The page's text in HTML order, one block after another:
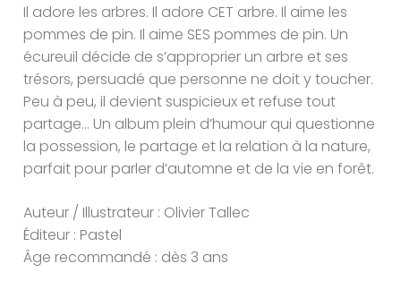
Il adore les arbres. Il adore CET arbre. Il aime les
pommes de pin. Il aime SES pommes de pin. Un
écureuil décide de s’approprier un arbre et ses
trésors, persuadé que personne ne doit y toucher.
Peu à peu, il devient suspicieux et refuse tout
partage… Un album plein d’humour qui questionne
la possession, le partage et la relation à la nature,
parfait pour parler d’automne et de la vie en forêt.
Auteur / Illustrateur : Olivier Tallec
Éditeur : Pastel
Âge recommandé : dès 3 ans